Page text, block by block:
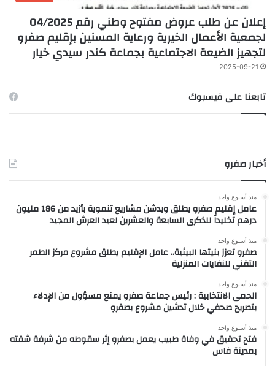
إعلان عن طلب عروض مفتوح وطني رقم 04/2025
لجمعية الأعمال الخيرية ورعاية المسنين بإقليم صفرو
لتجهيز الضيعة الاجتماعية بجماعة كندر سيدي خيار
2025-09-21
تابعنا على فيسبوك
أخبار صفرو
منذ أسبوع واحد
عامل إقليم صفرو يطلق ويدشن مشاريع تنموية بأزيد من 186 مليون
درهم تخليداً للذكرى السابعة والعشرين لعيد العرش المجيد
منذ أسبوع واحد
صفرو تعزز بنيتها البيئية.. عامل الإقليم يطلق مشروع مركز الطمر
التقني للنفايات المنزلية
منذ أسبوع واحد
الحمى الانتخابية : رئيس جماعة صفرو يمنع مسؤول من الإدلاء
بتصريح صحفي خلال تدشين مشروع بصفرو
منذ أسبوع واحد
فتح تحقيق في وفاة طبيب يعمل بصفرو إثر سقوطه من شرفة شقته
بمدينة فاس